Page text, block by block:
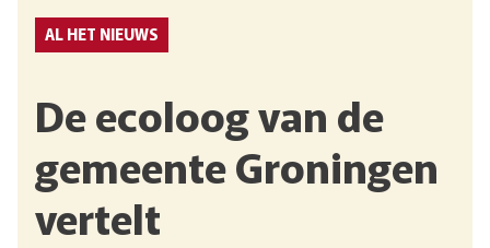
AL HET NIEUWS
De ecoloog van de
gemeente Groningen
vertelt